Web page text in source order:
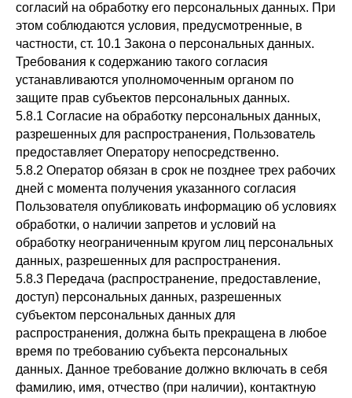
согласий на обработку его персональных данных. При
этом соблюдаются условия, предусмотренные, в
частности, ст. 10.1 Закона о персональных данных.
Требования к содержанию такого согласия
устанавливаются уполномоченным органом по
защите прав субъектов персональных данных.
5.8.1 Согласие на обработку персональных данных,
разрешенных для распространения, Пользователь
предоставляет Оператору непосредственно.
5.8.2 Оператор обязан в срок не позднее трех рабочих
дней с момента получения указанного согласия
Пользователя опубликовать информацию об условиях
обработки, о наличии запретов и условий на
обработку неограниченным кругом лиц персональных
данных, разрешенных для распространения.
5.8.3 Передача (распространение, предоставление,
доступ) персональных данных, разрешенных
субъектом персональных данных для
распространения, должна быть прекращена в любое
время по требованию субъекта персональных
данных. Данное требование должно включать в себя
фамилию, имя, отчество (при наличии), контактную